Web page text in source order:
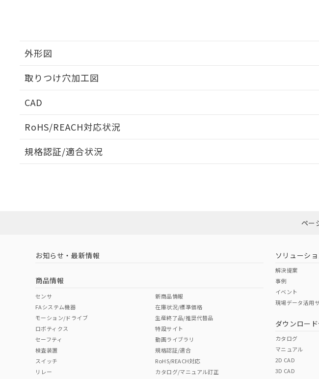
外形図
取りつけ穴加工図
CAD
RoHS/REACH対応状況
EU RoHS 注意事項・凡例
ダウンロードはこちら
中国 RoHS 注意事項・凡例
中国 RoHS表
Pb Hg Cr(VI)
規格認証/適合状況
ペー
お知らせ・最新情報
商品情報
センサ
FAシステム機器
モーション/ドライブ
ロボティクス
セーフティ
検査装置
スイッチ
リレー
新商品情報
在庫状況/標準価格
生産終了品/推奨代替品
特設サイト
動画ライブラリ
規格認証/適合
RoHS/REACH対応
カタログ/マニュアル訂正
ソリューシ
解決提案
事例
イベント
現場データ活用
ダウンロー
カタログ
マニュアル
2D CAD
3D CAD